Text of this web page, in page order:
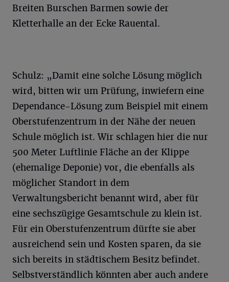
Breiten Burschen Barmen sowie der
Kletterhalle an der Ecke Rauental.
Schulz: „Damit eine solche Lösung möglich
wird, bitten wir um Prüfung, inwiefern eine
Dependance-Lösung zum Beispiel mit einem
Oberstufenzentrum in der Nähe der neuen
Schule möglich ist. Wir schlagen hier die nur
500 Meter Luftlinie Fläche an der Klippe
(ehemalige Deponie) vor, die ebenfalls als
möglicher Standort in dem
Verwaltungsbericht benannt wird, aber für
eine sechszügige Gesamtschule zu klein ist.
Für ein Oberstufenzentrum dürfte sie aber
ausreichend sein und Kosten sparen, da sie
sich bereits in städtischem Besitz befindet.
Selbstverständlich könnten aber auch andere